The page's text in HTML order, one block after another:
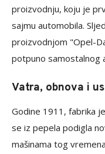
proizvodnju, koju je
sajmu automobila.
proizvodnjom "Opel-
potpuno samostalnog
Vatra, obnova i
Godine 1911, fabrika
se iz pepela podigla
mašinama tog